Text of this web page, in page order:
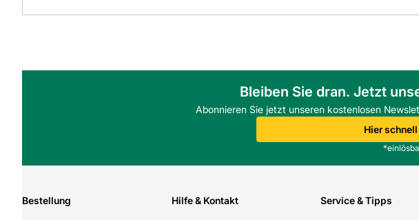
Bleiben Sie dran. Jetzt
Abonnieren Sie jetzt unseren kostenlosen
Hier
Bestellung Hilfe & Kontakt Service & Tipps